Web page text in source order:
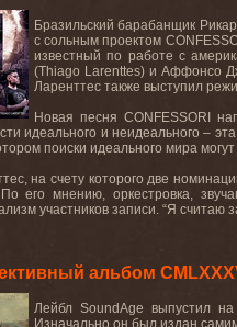
Бразильский барабанщик
с сольным проектом
известный по работе с
(Thiago Larenttes) и Аффонсо
Ларенттес также выступил
Новая песня CONFESSORI
идеального и неидеального –
поиски идеального мира
на счету которого две
По его мнению, оркестровка,
участников записи. “Я считаю
альбом
Лейбл SoundAge выпустил
Изначально он был издан